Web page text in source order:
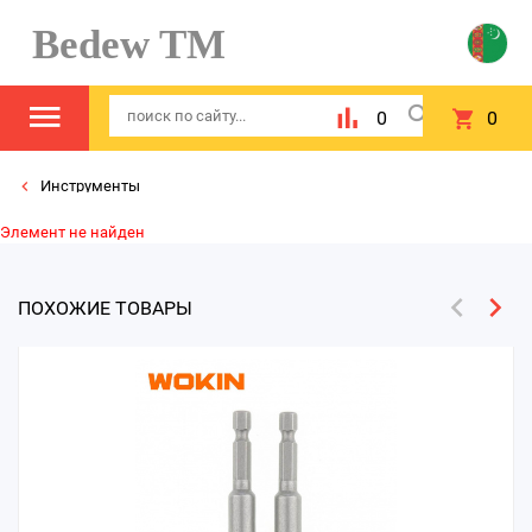
Bedew TM
0 0
Инструменты
Элемент не найден
ПОХОЖИЕ ТОВАРЫ